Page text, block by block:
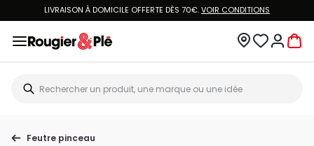
LIVRAISON À DOMICILE OFFERTE DÈS 70€.VOIR CONDITIONS
Feutre pinceau